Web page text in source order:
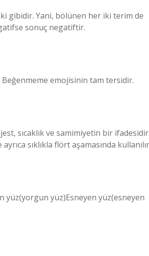
gibidir. Yani, bölünen her iki terim de
sonuç negatiftir.
emojisinin tam tersidir.
sıcaklık ve samimiyetin bir
sıklıkla flört aşamasında
yüz(yorgun yüz)Esneyen yüz(esneyen